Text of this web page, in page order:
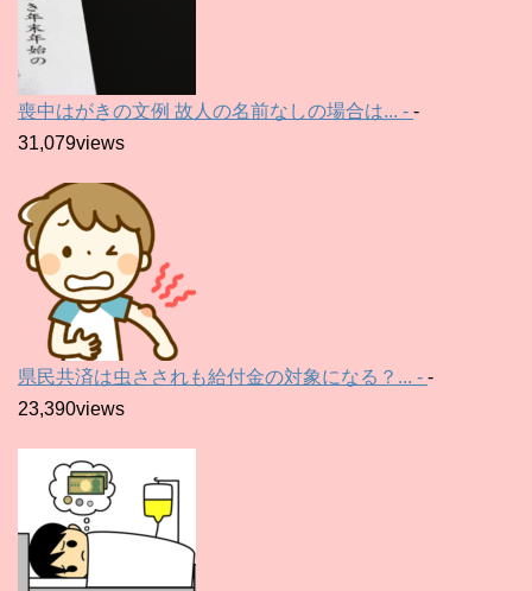
喪中はがきの文例 故人の名前なしの場合は... - -
31,079views
県民共済は虫さされも給付金の対象になる？... - -
23,390views